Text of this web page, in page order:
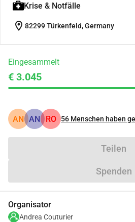
Krise & Notfälle
location_on 82299 Türkenfeld, Germany
Eingesammelt
€ 3.045
AN AN RO 56 Menschen haben
Teilen
Spenden
Organisator
Andrea Couturier